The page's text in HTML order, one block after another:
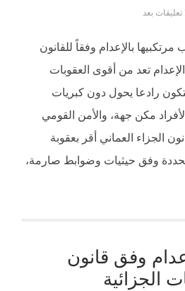
تعليقات بعد
بالإعدام وفقاً للقانون
تعد من أقوى العقوبات
رادعا يحول دون كبريات
مكن جهة، والأمن القومي
الجزاء العماني أقر بعقوبة
وفق حيثيات وضوابط صارمة،
وفق قانون
الجزائية